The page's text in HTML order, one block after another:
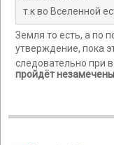
т.к во Вселенной
Земля то есть, а по
утверждение, пока
следовательно при
пройдёт